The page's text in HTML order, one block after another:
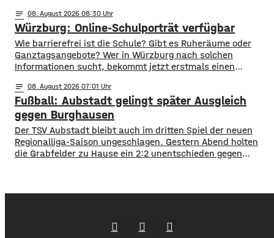
abseits des Konzertgeländes verfolgten viele Zaungäste bei
Picknick-Stimmung in den Straßen die Songs. Hier gibt es
Bilder vom Konzert Die Konzertreihe vor dem
notes 08. August 2026 08:30
Würzburg: Online-Schulporträt verfügbar
​​Wie barrierefrei ist die Schule? Gibt es Ruheräume oder
Ganztagsangebote? Wer in Würzburg nach solchen
Informationen sucht, bekommt jetzt erstmals einen
im Open-Data-Portal neue digitale
Schulporträts veröffentlicht. Dort werden alle 35 Schulen
in städtischer Trägerschaft mit einer Vielzahl von Daten
vorgestellt und miteinander vergleichbar gemacht. ​So
können beispielsweise Schülerzahlen, die Anzahl der
notes 08. August 2026 07:01
Fußball: Aubstadt gelingt später Ausgleich
gegen Burghausen
Der TSV Aubstadt bleibt auch im dritten Spiel der neuen
Regionalliga-Saison ungeschlagen. Gestern Abend holten
die Grabfelder zu Hause ein 2:2 unentschieden gegen